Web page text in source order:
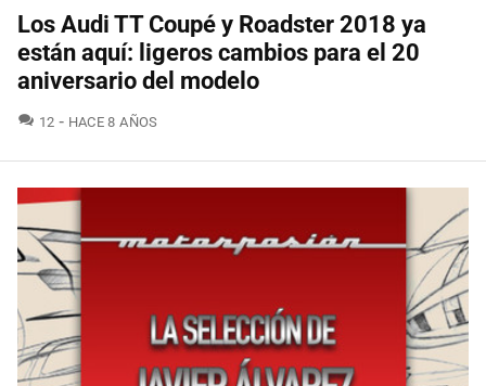
Los Audi TT Coupé y Roadster 2018 ya
están aquí: ligeros cambios para el 20
aniversario del modelo
12 COMENTARIOS
HACE 8 AÑOS